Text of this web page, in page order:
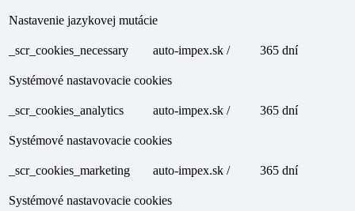
Nastavenie jazykovej mutácie
_scr_cookies_necessary auto-impex.sk / 365 dní
Systémové nastavovacie cookies
_scr_cookies_analytics auto-impex.sk / 365 dní
Systémové nastavovacie cookies
_scr_cookies_marketing auto-impex.sk / 365 dní
Systémové nastavovacie cookies